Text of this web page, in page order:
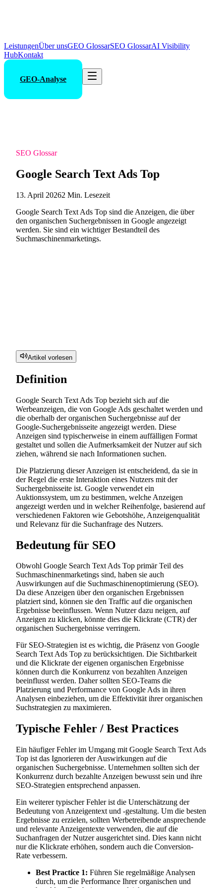
LeistungenÜber unsGEO GlossarSEO GlossarAI Visibility
HubKontakt
GEO-Analyse
SEO Glossar
Google Search Text Ads Top
13. April 20262 Min. Lesezeit
Google Search Text Ads Top sind die Anzeigen, die über
den organischen Suchergebnissen in Google angezeigt
werden. Sie sind ein wichtiger Bestandteil des
Suchmaschinenmarketings.
Artikel vorlesen
Definition
Google Search Text Ads Top bezieht sich auf die
Werbeanzeigen, die von Google Ads geschaltet werden und
die oberhalb der organischen Suchergebnisse auf der
Google-Suchergebnisseite angezeigt werden. Diese
Anzeigen sind typischerweise in einem auffälligen Format
gestaltet und sollen die Aufmerksamkeit der Nutzer auf sich
ziehen, während sie nach Informationen suchen.
Die Platzierung dieser Anzeigen ist entscheidend, da sie in
der Regel die erste Interaktion eines Nutzers mit der
Suchergebnisseite ist. Google verwendet ein
Auktionssystem, um zu bestimmen, welche Anzeigen
angezeigt werden und in welcher Reihenfolge, basierend auf
verschiedenen Faktoren wie Gebotshöhe, Anzeigenqualität
und Relevanz für die Suchanfrage des Nutzers.
Bedeutung für SEO
Obwohl Google Search Text Ads Top primär Teil des
Suchmaschinenmarketings sind, haben sie auch
Auswirkungen auf die Suchmaschinenoptimierung (SEO).
Da diese Anzeigen über den organischen Ergebnissen
platziert sind, können sie den Traffic auf die organischen
Ergebnisse beeinflussen. Wenn Nutzer dazu neigen, auf
Anzeigen zu klicken, könnte dies die Klickrate (CTR) der
organischen Suchergebnisse verringern.
Für SEO-Strategien ist es wichtig, die Präsenz von Google
Search Text Ads Top zu berücksichtigen. Die Sichtbarkeit
und die Klickrate der eigenen organischen Ergebnisse
können durch die Konkurrenz von bezahlten Anzeigen
beeinflusst werden. Daher sollten SEO-Teams die
Platzierung und Performance von Google Ads in ihren
Analysen einbeziehen, um die Effektivität ihrer organischen
Suchstrategien zu maximieren.
Typische Fehler / Best Practices
Ein häufiger Fehler im Umgang mit Google Search Text Ads
Top ist das Ignorieren der Auswirkungen auf die
organischen Suchergebnisse. Unternehmen sollten sich der
Konkurrenz durch bezahlte Anzeigen bewusst sein und ihre
SEO-Strategien entsprechend anpassen.
Ein weiterer typischer Fehler ist die Unterschätzung der
Bedeutung von Anzeigentext und -gestaltung. Um die besten
Ergebnisse zu erzielen, sollten Werbetreibende ansprechende
und relevante Anzeigentexte verwenden, die auf die
Suchanfragen der Nutzer ausgerichtet sind. Dies kann nicht
nur die Klickrate erhöhen, sondern auch die Conversion-
Rate verbessern.
Best Practice 1: Führen Sie regelmäßige Analysen
durch, um die Performance Ihrer organischen und